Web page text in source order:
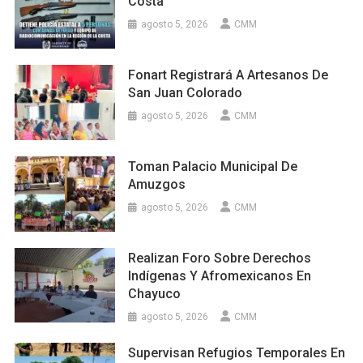
agosto 5, 2026 CMM
Fonart Registrará A Artesanos De
San Juan Colorado
agosto 5, 2026 CMM
Toman Palacio Municipal De
Amuzgos
agosto 5, 2026 CMM
Realizan Foro Sobre Derechos
Indígenas Y Afromexicanos En
Chayuco
agosto 5, 2026 CMM
Supervisan Refugios Temporales En